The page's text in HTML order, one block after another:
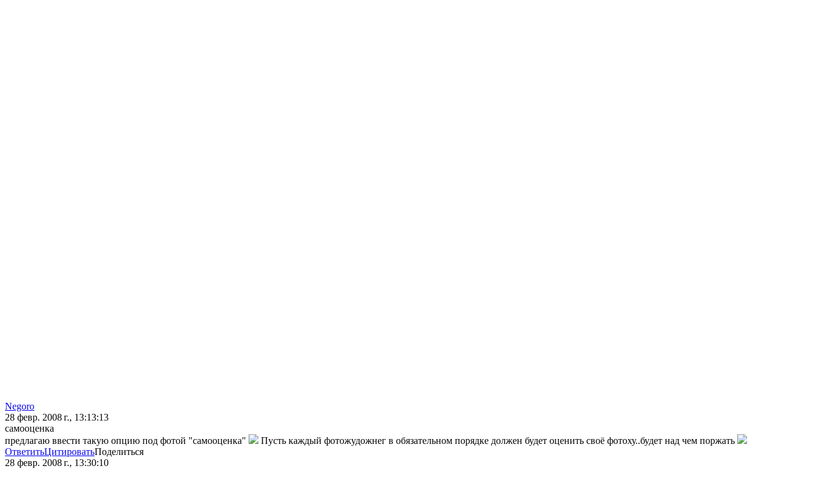
Negoro
28 февр. 2008 г., 13:13:13
самооценка
предлагаю ввести такую опцию под фотой "самооценка"
Пусть каждый фотожудожнег в обязательном порядке должен будет оценить своё фотоху..будет над чем поржать
ОтветитьЦитироватьПоделиться
28 февр. 2008 г., 13:30:10